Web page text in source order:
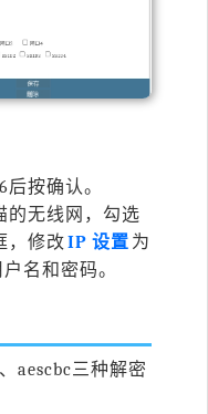
后按确认。
的无线网，勾选
，修改IP 设置 为
名和密码。
aescbc三种解密